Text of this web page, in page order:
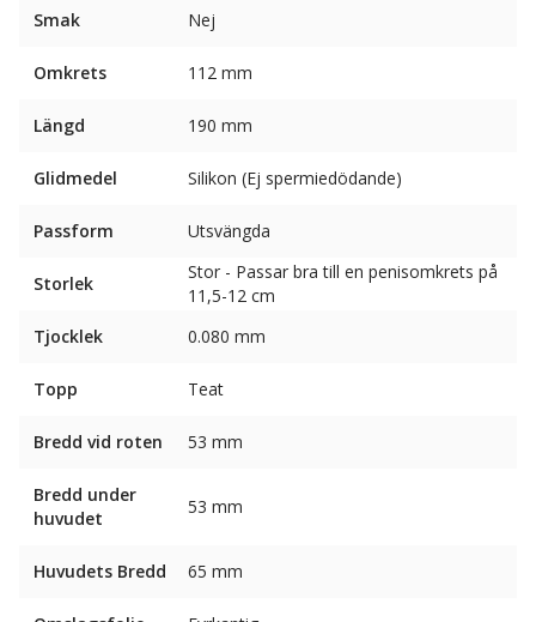
Smak Nej
Omkrets 112 mm
Längd 190 mm
Glidmedel Silikon (Ej spermiedödande)
Passform Utsvängda
Storlek
Stor - Passar bra till en penisomkrets på
11,5-12 cm
Tjocklek
0.080 mm
Topp Teat
Bredd vid roten 53 mm
Bredd under
huvudet
53 mm
Huvudets Bredd 65 mm